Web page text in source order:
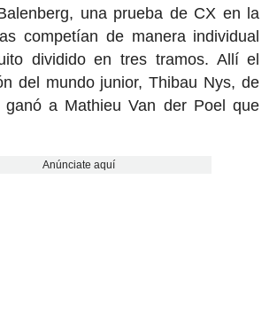
una prueba de CX en la
competían de manera individual
dividido en tres tramos. Allí el
del mundo junior, Thibau Nys, de
a Mathieu Van der Poel que
Anúnciate aquí